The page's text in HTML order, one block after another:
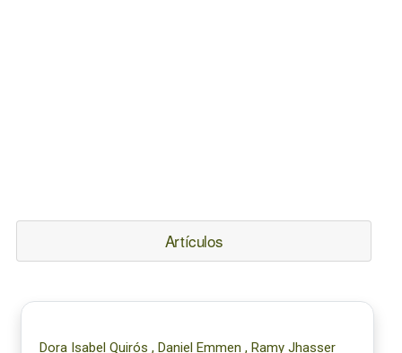
Artículos
Dora Isabel Quirós , Daniel Emmen , Ramy Jhasser